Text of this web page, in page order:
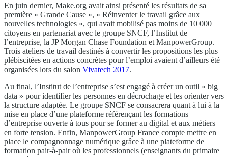
En juin dernier, Make.org avait ainsi présenté les résultats de sa
première « Grande Cause », « Réinventer le travail grâce aux
nouvelles technologies », qui avait mobilisé pas moins de 10 000
citoyens en partenariat avec le groupe SNCF, l’Institut de
l’entreprise, la JP Morgan Chase Foundation et ManpowerGroup.
Trois ateliers de travail destinés à convertir les propositions les plus
plébiscitées en actions concrètes pour l’emploi avaient d’ailleurs été
organisées lors du salon Vivatech 2017.
Au final, l’Institut de l’entreprise s’est engagé à créer un outil « big
data » pour identifier les personnes en décrochage et les orienter vers
la structure adaptée. Le groupe SNCF se consacrera quant à lui à la
mise en place d’une plateforme référençant les formations
d’entreprise ouverte à tous pour se former au digital et aux métiers
en forte tension. Enfin, ManpowerGroup France compte mettre en
place le compagnonnage numérique grâce à une plateforme de
formation pair-à-pair où les professionnels (enseignants du primaire